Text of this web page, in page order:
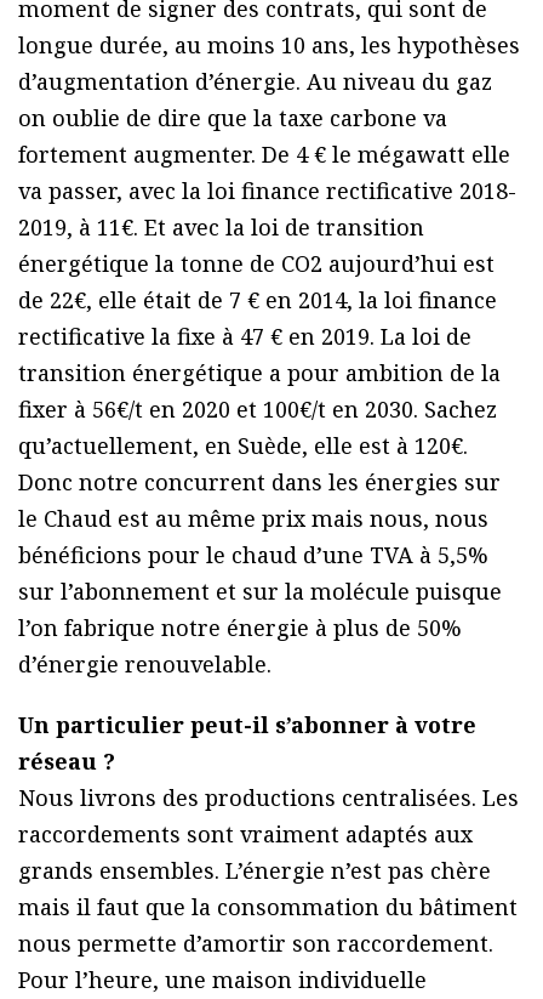
moment de signer des contrats, qui sont de
longue durée, au moins 10 ans, les hypothèses
d’augmentation d’énergie. Au niveau du gaz
on oublie de dire que la taxe carbone va
fortement augmenter. De 4 € le mégawatt elle
va passer, avec la loi finance rectificative 2018-
2019, à 11€. Et avec la loi de transition
énergétique la tonne de CO2 aujourd’hui est
de 22€, elle était de 7 € en 2014, la loi finance
rectificative la fixe à 47 € en 2019. La loi de
transition énergétique a pour ambition de la
fixer à 56€/t en 2020 et 100€/t en 2030. Sachez
qu’actuellement, en Suède, elle est à 120€.
Donc notre concurrent dans les énergies sur
le Chaud est au même prix mais nous, nous
bénéficions pour le chaud d’une TVA à 5,5%
sur l’abonnement et sur la molécule puisque
l’on fabrique notre énergie à plus de 50%
d’énergie renouvelable.
Un particulier peut-il s’abonner à votre
réseau ?
Nous livrons des productions centralisées. Les
raccordements sont vraiment adaptés aux
grands ensembles. L’énergie n’est pas chère
mais il faut que la consommation du bâtiment
nous permette d’amortir son raccordement.
Pour l’heure, une maison individuelle